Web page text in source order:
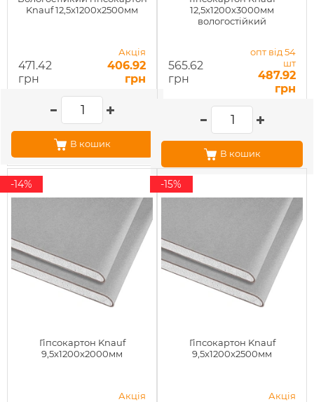
Knauf 12,5x1200x2500мм
471.42
грн
Акція
406.92
грн
В кошик
12,5x1200x3000мм
вологостійкий
565.62
грн
опт від 54
шт
487.92
грн
В кошик
Гіпсокартон Knauf
9,5x1200x2000мм
-14%
Акція
Гіпсокартон Knauf
9,5x1200x2500мм
-15%
Акція